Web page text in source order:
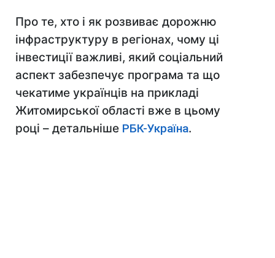
Про те, хто і як розвиває дорожню
інфраструктуру в регіонах, чому ці
інвестиції важливі, який соціальний
аспект забезпечує програма та що
чекатиме українців на прикладі
Житомирської області вже в цьому
році – детальніше РБК-Україна.